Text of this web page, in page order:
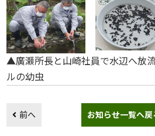
▲廣瀬所長と山崎社員で
ルの幼虫 ▲餌の
前へ お知らせ一覧へ戻